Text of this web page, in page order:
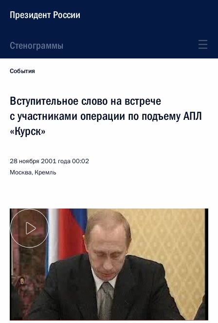
Президент России
Стенограммы
События
Вступительное слово на встрече
с участниками операции по подъему АПЛ
«Курск»
28 ноября 2001 года00:02
Москва, Кремль